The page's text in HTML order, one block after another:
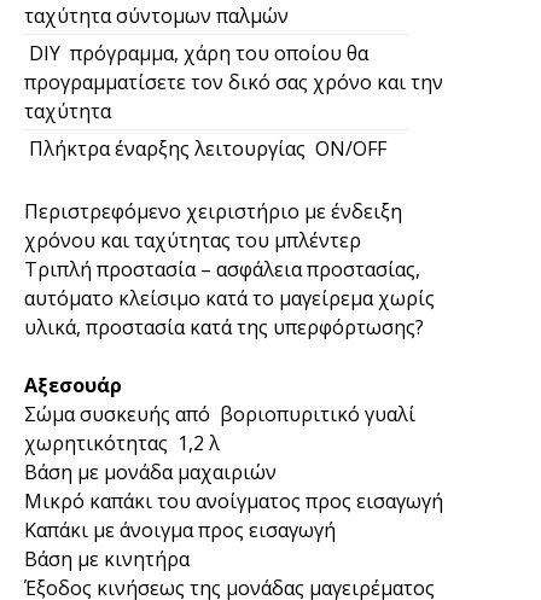
ταχύτητα σύντομων παλμών
DIY πρόγραμμα, χάρη του οποίου θα
προγραμματίσετε τον δικό σας χρόνο και την
ταχύτητα
Πλήκτρα έναρξης λειτουργίας ON/OFF
Περιστρεφόμενο χειριστήριο με ένδειξη
χρόνου και ταχύτητας του μπλέντερ
Τριπλή προστασία – ασφάλεια προστασίας,
αυτόματο κλείσιμο κατά το μαγείρεμα χωρίς
υλικά, προστασία κατά της υπερφόρτωσης?
Αξεσουάρ
Σώμα συσκευής από βοριοπυριτικό γυαλί
χωρητικότητας 1,2 λ
Βάση με μονάδα μαχαιριών
Μικρό καπάκι του ανοίγματος προς εισαγωγή
Καπάκι με άνοιγμα προς εισαγωγή
Βάση με κινητήρα
Έξοδος κινήσεως της μονάδας μαγειρέματος